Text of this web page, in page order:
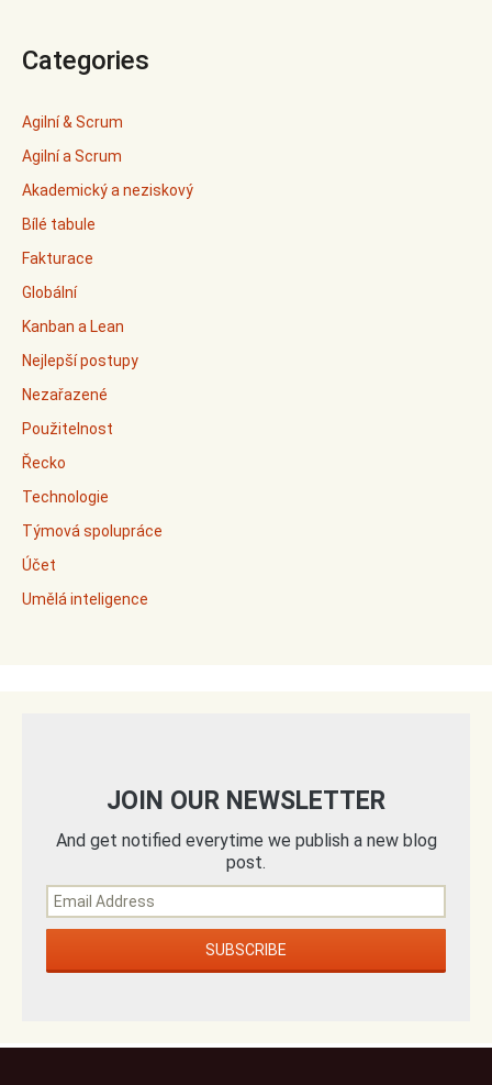
Categories
Agilní & Scrum
Agilní a Scrum
Akademický a neziskový
Bílé tabule
Fakturace
Globální
Kanban a Lean
Nejlepší postupy
Nezařazené
Použitelnost
Řecko
Technologie
Týmová spolupráce
Účet
Umělá inteligence
JOIN OUR NEWSLETTER
And get notified everytime we publish a new blog
post.